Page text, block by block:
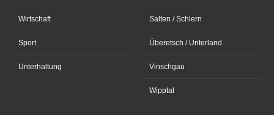
Wirtschaft
Sport
Unterhaltung
Salten / Schlern
Überetsch / Unterland
Vinschgau
Wipptal